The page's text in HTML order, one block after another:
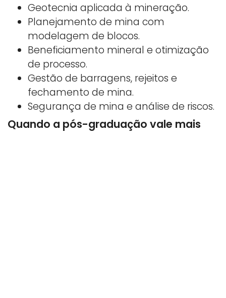
Geotecnia aplicada à mineração.
Planejamento de mina com
modelagem de blocos.
Beneficiamento mineral e otimização
de processo.
Gestão de barragens, rejeitos e
fechamento de mina.
Segurança de mina e análise de riscos.
Quando a pós-graduação vale mais